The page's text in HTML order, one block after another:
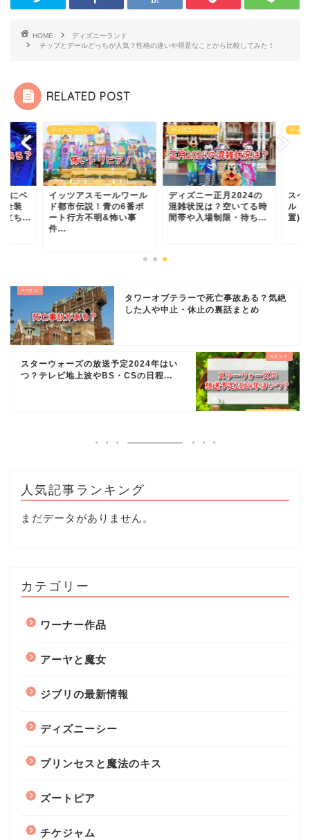
HOME
ディズニーランド
チップとデールどっちが人気？性格の違いや得意なことから比較してみた！
RELATED POST
ニーランド
ツアスモールワール
市伝説！青の6番ボ
行方不明&怖い事
ディズニーランド
ディズニー正月2024の
混雑状況は？空いてる時
間帯や入場制限・待ち...
ディズニーランド
スペースマウンテン
ルトや安全バー(安
置)はある？子供は
タワーオブテラーで死亡事故ある？気絶
した人や中止・休止の裏話まとめ
スターウォーズの放送予定2024年はい
つ？テレビ地上波やBS・CSの日程...
人気記事ランキング
まだデータがありません。
カテゴリー
ワーナー作品
アーヤと魔女
ジブリの最新情報
ディズニーシー
プリンセスと魔法のキス
ズートピア
チケジャム